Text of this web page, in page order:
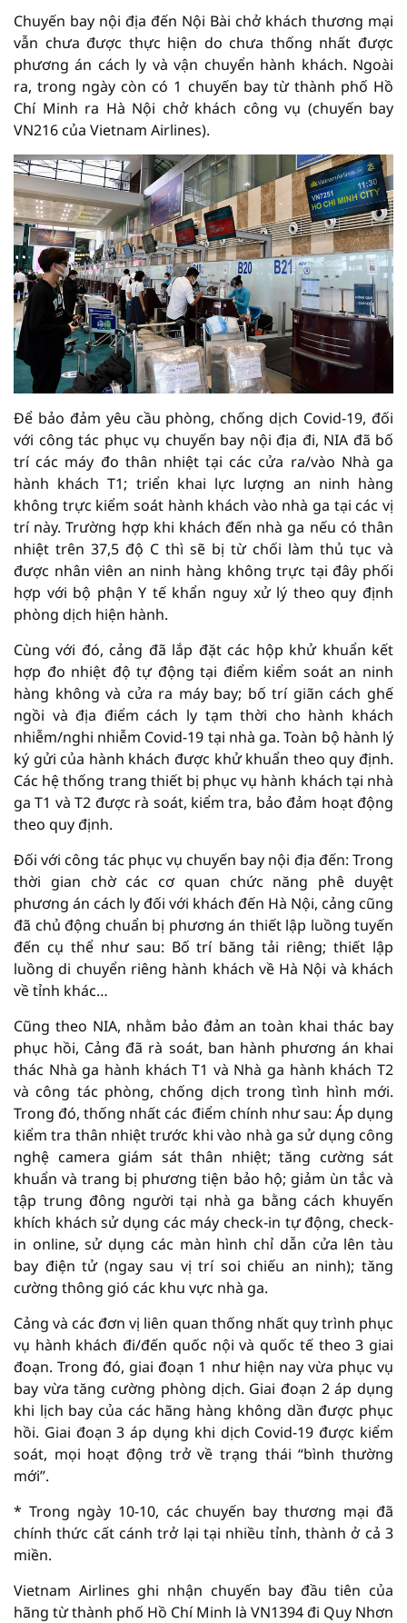
Chuyến bay nội địa đến Nội Bài chở khách thương mại
vẫn chưa được thực hiện do chưa thống nhất được
phương án cách ly và vận chuyển hành khách. Ngoài
ra, trong ngày còn có 1 chuyến bay từ thành phố Hồ
Chí Minh ra Hà Nội chở khách công vụ (chuyến bay
VN216 của Vietnam Airlines).
Để bảo đảm yêu cầu phòng, chống dịch Covid-19, đối
với công tác phục vụ chuyến bay nội địa đi, NIA đã bố
trí các máy đo thân nhiệt tại các cửa ra/vào Nhà ga
hành khách T1; triển khai lực lượng an ninh hàng
không trực kiểm soát hành khách vào nhà ga tại các vị
trí này. Trường hợp khi khách đến nhà ga nếu có thân
nhiệt trên 37,5 độ C thì sẽ bị từ chối làm thủ tục và
được nhân viên an ninh hàng không trực tại đây phối
hợp với bộ phận Y tế khẩn nguy xử lý theo quy định
phòng dịch hiện hành.
Cùng với đó, cảng đã lắp đặt các hộp khử khuẩn kết
hợp đo nhiệt độ tự động tại điểm kiểm soát an ninh
hàng không và cửa ra máy bay; bố trí giãn cách ghế
ngồi và địa điểm cách ly tạm thời cho hành khách
nhiễm/nghi nhiễm Covid-19 tại nhà ga. Toàn bộ hành lý
ký gửi của hành khách được khử khuẩn theo quy định.
Các hệ thống trang thiết bị phục vụ hành khách tại nhà
ga T1 và T2 được rà soát, kiểm tra, bảo đảm hoạt động
theo quy định.
Đối với công tác phục vụ chuyến bay nội địa đến: Trong
thời gian chờ các cơ quan chức năng phê duyệt
phương án cách ly đối với khách đến Hà Nội, cảng cũng
đã chủ động chuẩn bị phương án thiết lập luồng tuyến
đến cụ thể như sau: Bố trí băng tải riêng; thiết lập
luồng di chuyển riêng hành khách về Hà Nội và khách
về tỉnh khác…
Cũng theo NIA, nhằm bảo đảm an toàn khai thác bay
phục hồi, Cảng đã rà soát, ban hành phương án khai
thác Nhà ga hành khách T1 và Nhà ga hành khách T2
và công tác phòng, chống dịch trong tình hình mới.
Trong đó, thống nhất các điểm chính như sau: Áp dụng
kiểm tra thân nhiệt trước khi vào nhà ga sử dụng công
nghệ camera giám sát thân nhiệt; tăng cường sát
khuẩn và trang bị phương tiện bảo hộ; giảm ùn tắc và
tập trung đông người tại nhà ga bằng cách khuyến
khích khách sử dụng các máy check-in tự động, check-
in online, sử dụng các màn hình chỉ dẫn cửa lên tàu
bay điện tử (ngay sau vị trí soi chiếu an ninh); tăng
cường thông gió các khu vực nhà ga.
Cảng và các đơn vị liên quan thống nhất quy trình phục
vụ hành khách đi/đến quốc nội và quốc tế theo 3 giai
đoạn. Trong đó, giai đoạn 1 như hiện nay vừa phục vụ
bay vừa tăng cường phòng dịch. Giai đoạn 2 áp dụng
khi lịch bay của các hãng hàng không dần được phục
hồi. Giai đoạn 3 áp dụng khi dịch Covid-19 được kiểm
soát, mọi hoạt động trở về trạng thái “bình thường
mới”.
* Trong ngày 10-10, các chuyến bay thương mại đã
chính thức cất cánh trở lại tại nhiều tỉnh, thành ở cả 3
miền.
Vietnam Airlines ghi nhận chuyến bay đầu tiên của
hãng từ thành phố Hồ Chí Minh là VN1394 đi Quy Nhơn